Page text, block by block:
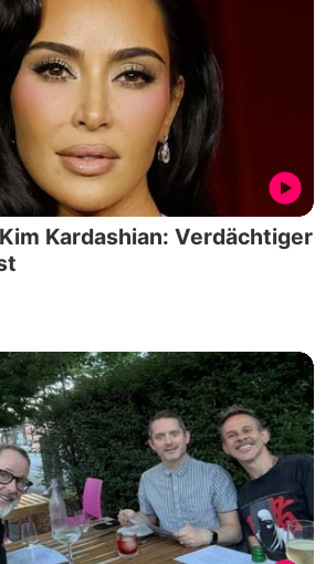
Kardashian: Verdächtiger